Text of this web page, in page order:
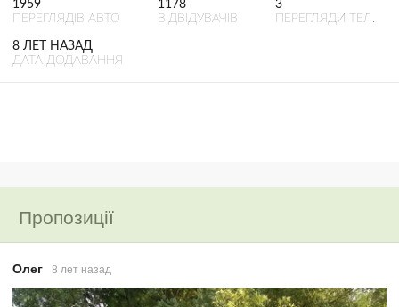
1959
ПЕРЕГЛЯДІВ АВТО
1178
ВІДВІДУВАЧІВ
3
ПЕРЕГЛЯДИ ТЕЛ.
8 ЛЕТ НАЗАД
ДАТА ДОДАВАННЯ
Пропозиції
Олег 8 лет назад